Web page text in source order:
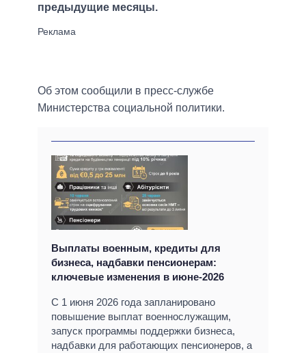
предыдущие месяцы.
Об этом сообщили в пресс-службе
Министерства социальной политики.
Выплаты военным, кредиты для
бизнеса, надбавки пенсионерам:
ключевые изменения в июне-2026
С 1 июня 2026 года запланировано
повышение выплат военнослужащим,
запуск программы поддержки бизнеса,
надбавки для работающих пенсионеров, а